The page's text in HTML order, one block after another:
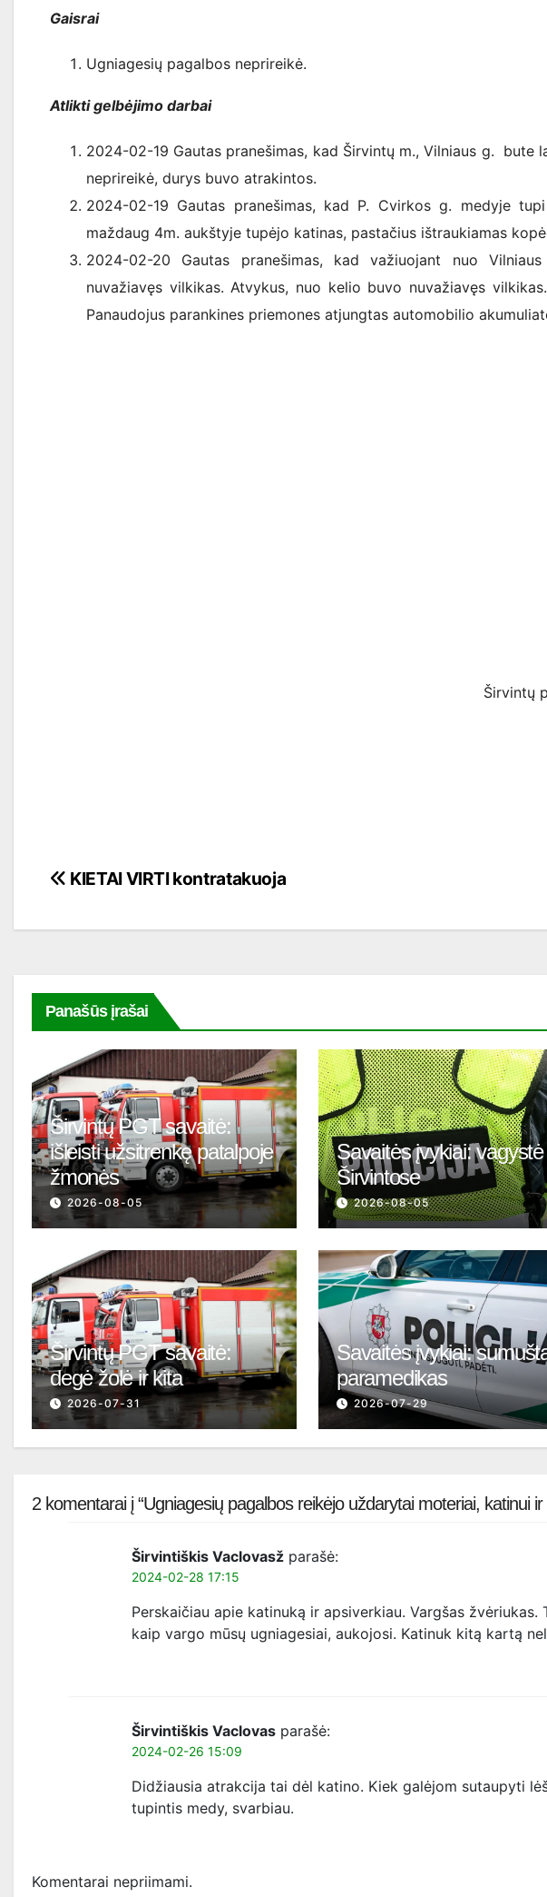
Gaisrai
Ugniagesių pagalbos neprireikė.
Atlikti gelbėjimo darbai
2024-02-19 Gautas pranešimas, kad Širvintų m., Vilniaus g. bute
neprireikė, durys buvo atrakintos.
2024-02-19 Gautas pranešimas, kad P. Cvirkos g. medyje
maždaug 4m. aukštyje tupėjo katinas, pastačius ištraukiamas
2024-02-20 Gautas pranešimas, kad važiuojant nuo
nuvažiavęs vilkikas. Atvykus, nuo kelio buvo nuvažiavęs
Panaudojus parankines priemones atjungtas automobilio
Širvintų
Navigacija
KIETAI VIRTI kontratakuoja
Panašūs įrašai
Širvintų PGT savaitė:
išleisti užsitrenkę patalpoje
žmonės
2026-08-05
Savaitės įvykiai: vagystė
Širvintose
2026-08-05
Širvintų PGT savaitė:
degė žolė ir kita
2026-07-31
Savaitės įvykiai:
paramedikas
2026-07-29
2 komentarai į “Ugniagesių pagalbos reikėjo uždarytai moteriai, katinui ir
Širvintiškis Vaclovasž parašė:
2024-02-28 17:15
Perskaičiau apie katinuką ir apsiverkiau. Vargšas
kaip vargo mūsų ugniagesiai, aukojosi. Katinuk kitą kartą
Širvintiškis Vaclovas parašė:
2024-02-26 15:09
Didžiausia atrakcija tai dėl katino. Kiek galėjom sutaupyti
tupintis medy, svarbiau.
Komentarai nepriimami.